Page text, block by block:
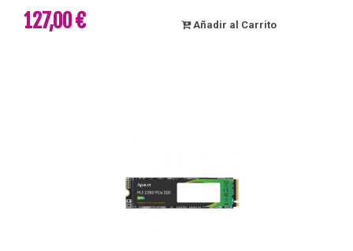
127,00 € Añadir al Carrito